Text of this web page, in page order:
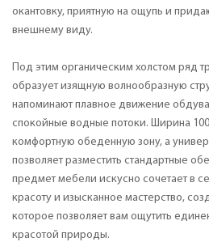
окантовку, приятную на ощупь и
внешнему виду.
Под этим органическим холстом ряд
образует изящную волнообразную
напоминают плавное движение
спокойные водные потоки. Ширина
комфортную обеденную зону, а
позволяет разместить стандартные
предмет мебели искусно сочетает в
красоту и изысканное мастерство,
которое позволяет вам ощутить
красотой природы.